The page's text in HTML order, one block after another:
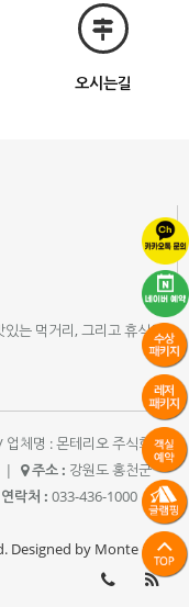
오시는길
는 먹거리, 그리고 휴식이
체명 : 몬테리오 주식회사
| 주소 : 강원도 홍천군
연락처 : 033-436-1000
|
Designed by Monte rio.